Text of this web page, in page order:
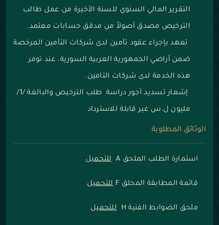
التقرير المالي السنوي للسنة الأخيرة من عمل طالب
الترخيص مصدق أصولاً من مدقق حسابات معتمد.
تعهد بإجراء عقود تأمين لدى شركات التأمين المرخصة
ضمن أراضي الجمهورية العربية السورية، عند توفر
هذه الخدمة لدى شركات التامين.
إشعار تسديد أجور دراسة طلب الترخيص والبالغة /1/
مليون ل.س غير قابلة للاسترداد
الوثائق المطلوبة
استمارة الطلب الملحق A للتحميل
قائمة المطابقة المحلق F للتحميل
ملحق الضوابط الفنية H للتحميل